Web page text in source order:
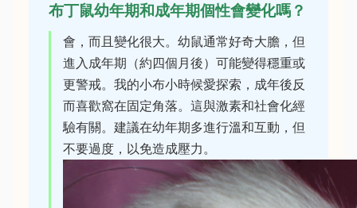
布丁鼠幼年期和成年期個性會變化嗎？
會，而且變化很大。幼鼠通常好奇大膽，但
進入成年期（約四個月後）可能變得穩重或
更警戒。我的小布小時候愛探索，成年後反
而喜歡窩在固定角落。這與激素和社會化經
驗有關。建議在幼年期多進行溫和互動，但
不要過度，以免造成壓力。